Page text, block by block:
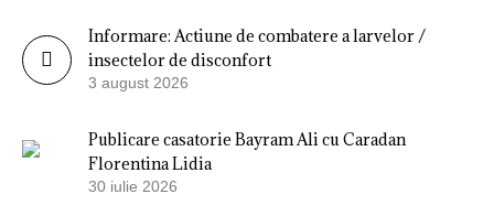
Informare: Actiune de combatere a larvelor /
insectelor de disconfort
3 august 2026
Publicare casatorie Bayram Ali cu Caradan
Florentina Lidia
30 iulie 2026